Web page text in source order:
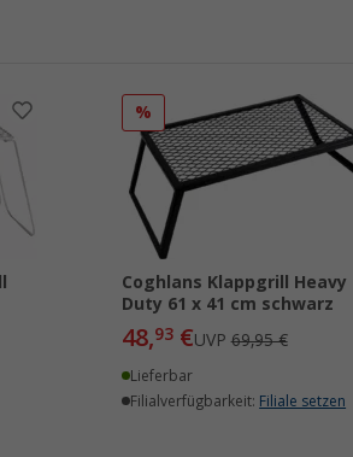
%
Coghlans Klappgrill Heavy
Duty 61 x 41 cm schwarz
48,93€UVP69,95 €
Lieferbar
Filialverfügbarkeit: Filiale setzen